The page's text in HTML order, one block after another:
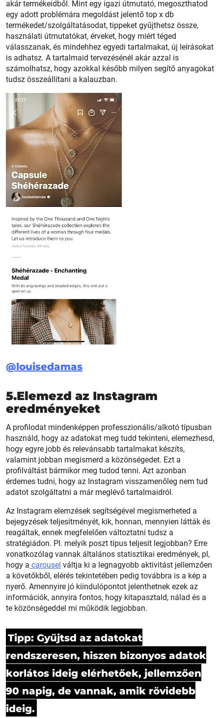
akár termékeidből. Mint egy igazi útmutató, megoszthatod
egy adott problémára megoldást jelentő top x db
termékedet/szolgáltatásodat, tippeket gyűjthetsz össze,
használati útmutatókat, érveket, hogy miért téged
válasszanak, és mindehhez egyedi tartalmakat, új leírásokat
is adhatsz. A tartalmaid tervezésénél akár azzal is
számolhatsz, hogy azokkal később milyen segítő anyagokat
tudsz összeállítani a kalauzban.
@louisedamas
5.Elemezd az Instagram
eredményeket
A profilodat mindenképpen professzionális/alkotó típusban
használd, hogy az adatokat meg tudd tekinteni, elemezhesd,
hogy egyre jobb és relevánsabb tartalmakat készíts,
valamint jobban megismerd a közönségedet. Ezt a
profilváltást bármikor meg tudod tenni. Azt azonban
érdemes tudni, hogy az Instagram visszamenőleg nem tud
adatot szolgáltatni a már meglévő tartalmaidról.
Az Instagram elemzések segítségével megismerheted a
bejegyzések teljesítményét, kik, honnan, mennyien látták és
reagáltak, ennek megfelelően változtatni tudsz a
stratégiádon. Pl. melyik poszt típus teljesít legjobban? Erre
vonatkozólag vannak általános statisztikai eredmények, pl,
hogy a carousel váltja ki a legnagyobb aktivitást jellemzően
a követőkből, elérés tekintetében pedig továbbra is a kép a
nyerő. Amennyire jó kiindulópontot jelenthetnek ezek az
információk, annyira fontos, hogy kitapasztald, nálad és a
te közönségeddel mi működik legjobban.
Tipp: Gyűjtsd az adatokat
rendszeresen, hiszen bizonyos adatok
korlátos ideig elérhetőek, jellemzően
90 napig, de vannak, amik rövidebb
ideig.